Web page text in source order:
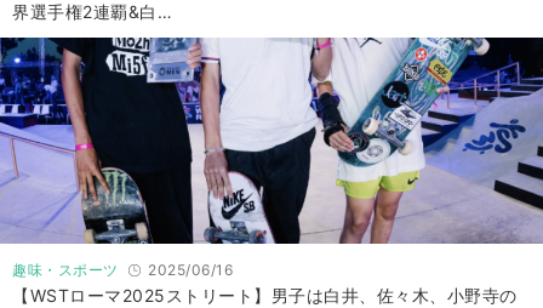
界選手権2連覇&白…
趣味・スポーツ 2025/06/16
【WSTローマ2025ストリート】男子は白井、佐々木、小野寺の